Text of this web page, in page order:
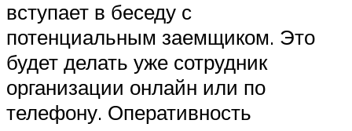
вступает в беседу с
потенциальным заемщиком. Это
будет делать уже сотрудник
организации онлайн или по
телефону. Оперативность